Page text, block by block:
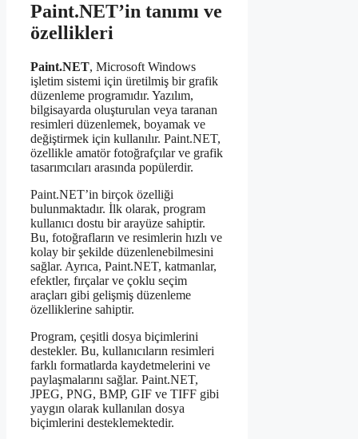
Paint.NET’in tanımı ve
özellikleri
Paint.NET, Microsoft Windows
işletim sistemi için üretilmiş bir grafik
düzenleme programıdır. Yazılım,
bilgisayarda oluşturulan veya taranan
resimleri düzenlemek, boyamak ve
değiştirmek için kullanılır. Paint.NET,
özellikle amatör fotoğrafçılar ve grafik
tasarımcıları arasında popülerdir.
Paint.NET’in birçok özelliği
bulunmaktadır. İlk olarak, program
kullanıcı dostu bir arayüze sahiptir.
Bu, fotoğrafların ve resimlerin hızlı ve
kolay bir şekilde düzenlenebilmesini
sağlar. Ayrıca, Paint.NET, katmanlar,
efektler, fırçalar ve çoklu seçim
araçları gibi gelişmiş düzenleme
özelliklerine sahiptir.
Program, çeşitli dosya biçimlerini
destekler. Bu, kullanıcıların resimleri
farklı formatlarda kaydetmelerini ve
paylaşmalarını sağlar. Paint.NET,
JPEG, PNG, BMP, GIF ve TIFF gibi
yaygın olarak kullanılan dosya
biçimlerini desteklemektedir.